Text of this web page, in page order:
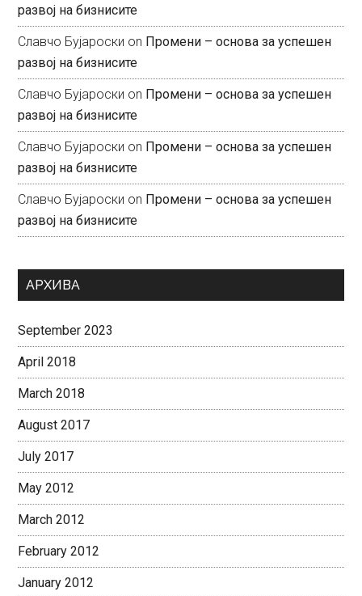
развој на бизнисите
Славчо Бујароски on Промени – основа за успешен
развој на бизнисите
Славчо Бујароски on Промени – основа за успешен
развој на бизнисите
Славчо Бујароски on Промени – основа за успешен
развој на бизнисите
Славчо Бујароски on Промени – основа за успешен
развој на бизнисите
АРХИВА
September 2023
April 2018
March 2018
August 2017
July 2017
May 2012
March 2012
February 2012
January 2012